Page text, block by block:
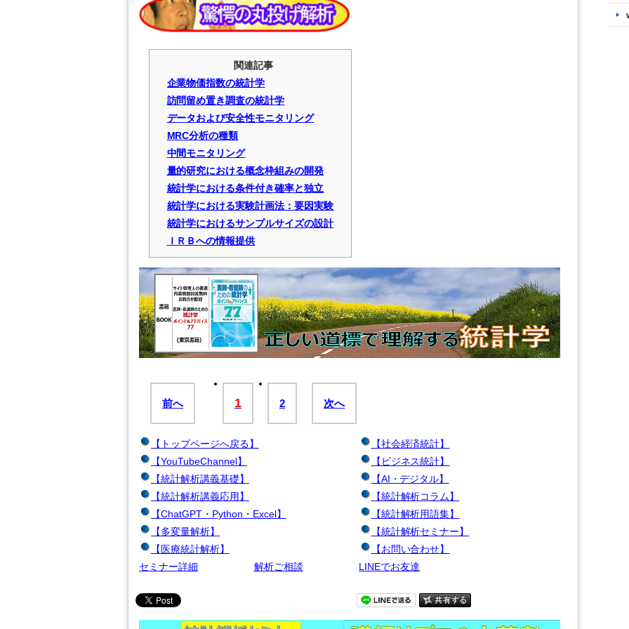
関連記事
企業物価指数の統計学
訪問留め置き調査の統計学
データおよび安全性モニタリング
MRC分析の種類
中間モニタリング
量的研究における概念枠組みの開発
統計学における条件付き確率と独立
統計学における実験計画法：要因実験
統計学におけるサンプルサイズの設計
ＩＲＢへの情報提供
前へ 1 2 次へ
【トップページへ戻る】
【YouTubeChannel】
【統計解析講義基礎】
【統計解析講義応用】
【ChatGPT・Python・Excel】
【多変量解析】
【医療統計解析】
【社会経済統計】
【ビジネス統計】
【AI・デジタル】
【統計解析コラム】
【統計解析用語集】
【統計解析セミナー】
【お問い合わせ】
セミナー詳細
解析ご相談 LINEでお友達